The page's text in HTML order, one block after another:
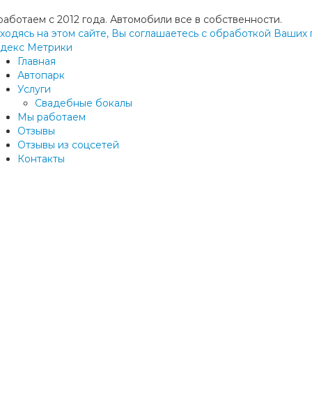
с 2012 года. Автомобили все в собственности.
на этом сайте, Вы соглашаетесь с обработкой
Метрики
Главная
Автопарк
Услуги
Свадебные бокалы
Мы работаем
Отзывы
Отзывы из соцсетей
Контакты